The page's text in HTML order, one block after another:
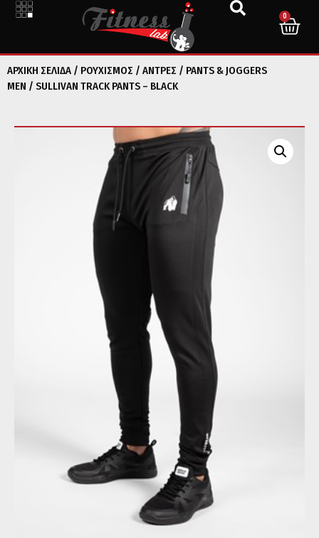
0
ΑΡΧΙΚΉ ΣΕΛΊΔΑ / ΡΟΥΧΙΣΜΟΣ / ΑΝΤΡΕΣ / PANTS & JOGGERS
MEN / SULLIVAN TRACK PANTS – BLACK